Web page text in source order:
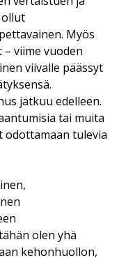
ollut
Myös
viime vuoden
viivalle päässyt
jatkuu edelleen.
tai muita
odottamaan tulevia
olen yhä
kehonhuollon,